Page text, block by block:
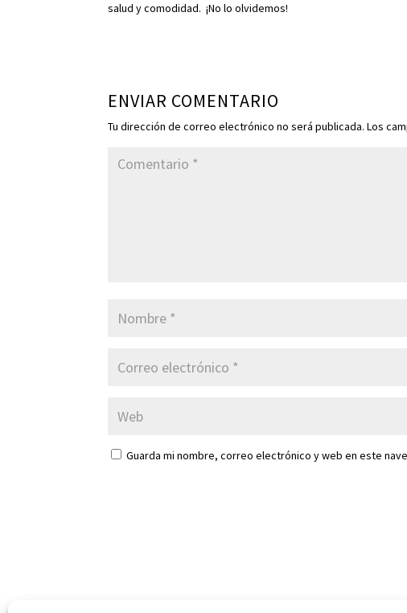
salud y comodidad. ¡No lo olvidemos!
ENVIAR COMENTARIO
Tu dirección de correo electrónico no será publicada. Los
Guarda mi nombre, correo electrónico y web en este